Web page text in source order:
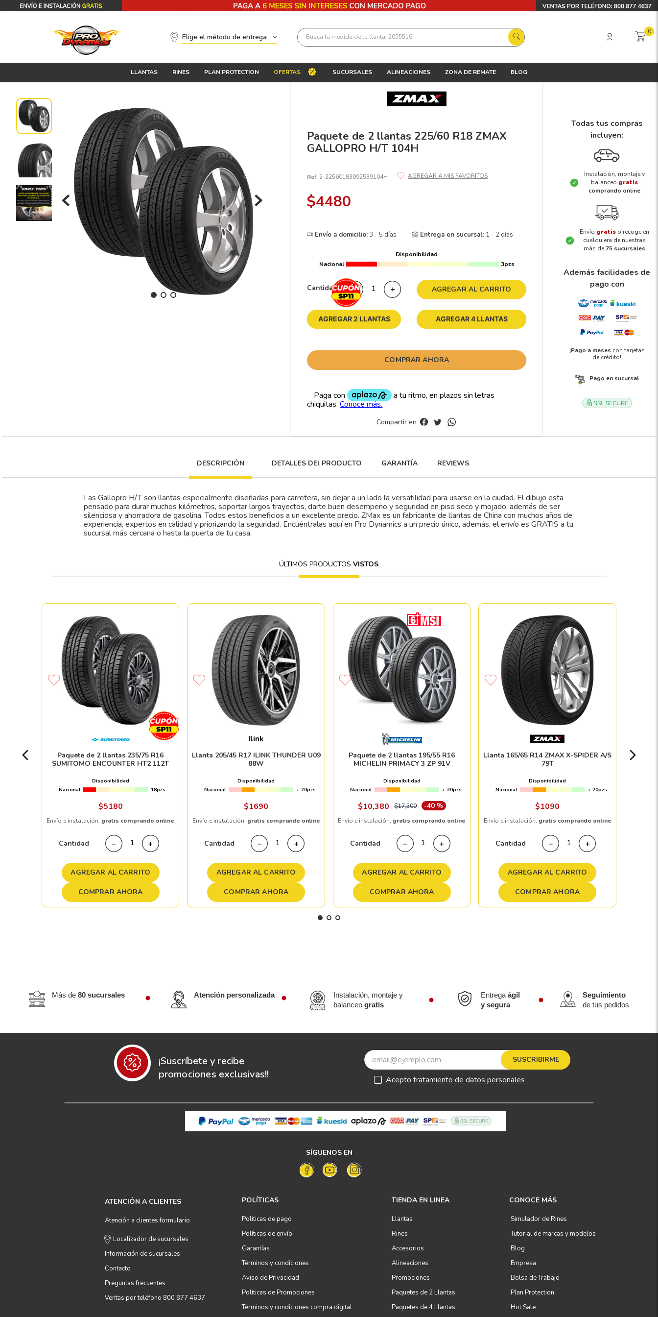
Elige el método de entrega Busca la medida de tu llanta: 2055516 0
LLANTAS RINES PLAN PROTECTION OFERTAS SUCURSALES ALINEACIONES ZONA DE REMATE BLOG
Paquete de 2 llantas 225/60 R18 ZMAX
GALLOPRO H/T 104H
Ref. 2-22560183092539104H
$4480
Envío a domicilio:3 - 5 días Entrega en sucursal: 1 - 2 días
Disponibilidad
Nacional
3pzs
Cantidad ＋
－ AGREGAR AL CARRITO
AGREGAR 2 LLANTAS AGREGAR 4 LLANTAS
COMPRAR AHORA
Compartir en
Todas tus compras
incluyen:
Instalación, montaje y
balanceo gratis
comprando online
Envío gratis o recoge en
cualquiera de nuestras
más de75 sucursales
Además facilidades de
pago con
¡Pago a meses con tarjetas
de crédito!
Pago en sucursal
DESCRIPCIÓN DETALLES DEl PRODUCTO GARANTÍA REVIEWS
Las Gallopro H/T son llantas especialmente diseñadas para carretera, sin dejar a un lado la versatilidad para usarse en la ciudad. El dibujo esta
pensado para durar muchos kilómetros, soportar largos trayectos, darte buen desempeño y seguridad en piso seco y mojado, además de ser
silenciosa y ahorradora de gasolina. Todos estos beneficios a un excelente precio. ZMax es un fabricante de llantas de China con muchos años de
experiencia, expertos en calidad y priorizando la seguridad. Encuéntralas aquí en Pro Dynamics a un precio único, además, el envío es GRATIS a tu
sucursal más cercana o hasta la puerta de tu casa.
ÚLTIMOS PRODUCTOSVISTOS
Paquete de 2 llantas 235/75 R16
SUMITOMO ENCOUNTER HT2 112T
Disponibilidad
Nacional
18pzs
$5180
Envío e instalación, gratis comprando online
Cantidad ＋
－
AGREGAR AL CARRITO
COMPRAR AHORA
Ilink
Llanta 205/45 R17 ILINK THUNDER U09
88W
Disponibilidad
Nacional
+ 20pzs
$1690
Envío e instalación, gratis comprando online
Cantidad ＋
－
AGREGAR AL CARRITO
COMPRAR AHORA
Paquete de 2 llantas 195/55 R16
MICHELIN PRIMACY 3 ZP 91V
Disponibilidad
Nacional
+ 20pzs
$10,380 $17,300 -40 %
Envío e instalación, gratis comprando online
Cantidad ＋
－
AGREGAR AL CARRITO
COMPRAR AHORA
Llanta 165/65 R14 ZMAX X-SPIDER A/S
79T
Disponibilidad
Nacional
+ 20pzs
$1090
Envío e instalación, gratis comprando online
Cantidad ＋
－
AGREGAR AL CARRITO
COMPRAR AHORA
Más de 80 sucursales Atención personalizada
Instalación, montaje y
balanceogratis
Entregaágil
y segura
Seguimiento
de tus pedidos
¡Suscríbete y recibe
promociones exclusivas!!
SUSCRIBIRME
Acepto tratamiento de datos personales
SÍGUENOS EN
ATENCIÓN A CLIENTES
Atención a clientes formulario
Localizador de sucursales
Información de sucursales
Contacto
Preguntas frecuentes
Ventas por teléfono 800 877 4637
POLÍTICAS
Políticas de pago
Políticas de envío
Garantías
Términos y condiciones
Aviso de Privacidad
Políticas de Promociones
Términos y condiciones compra digital
TIENDA EN LINEA
Llantas
Rines
Accesorios
Alineaciones
Promociones
Paquetes de 2 Llantas
Paquetes de 4 Llantas
CONOCE MÁS
Simulador de Rines
Tutorial de marcas y modelos
Blog
Empresa
Bolsa de Trabajo
Plan Protection
Hot Sale
Términos más buscados